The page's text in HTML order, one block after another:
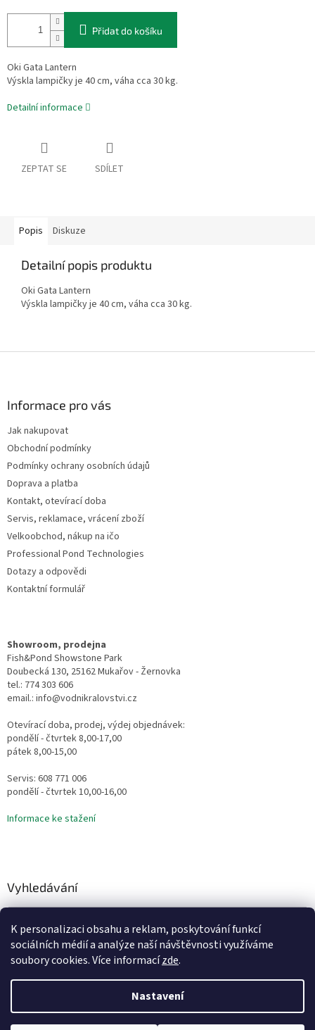
K personalizaci obsahu a reklam, poskytování funkcí
sociálních médií a analýze naší návštěvnosti využíváme
soubory cookies. Více informacízde.
Nastavení
Přidat do košíku
Oki Gata Lantern
Výskla lampičky je 40 cm, váha cca 30 kg.
Detailní informace
ZEPTAT SE SDÍLET
Popis Diskuze
Detailní popis produktu
Oki Gata Lantern
Výskla lampičky je 40 cm, váha cca 30 kg.
Informace pro vás
Jak nakupovat
Obchodní podmínky
Podmínky ochrany osobních údajů
Doprava a platba
Kontakt, otevírací doba
Servis, reklamace, vrácení zboží
Velkoobchod, nákup na ičo
Professional Pond Technologies
Dotazy a odpovědi
Kontaktní formulář
Showroom, prodejna
Fish&Pond Showstone Park
Doubecká 130, 25162 Mukařov - Žernovka
tel.: 774 303 606
email.: info@vodnikralovstvi.cz
Otevírací doba, prodej, výdej objednávek:
pondělí - čtvrtek 8,00-17,00
pátek 8,00-15,00
Servis: 608 771 006
pondělí - čtvrtek 10,00-16,00
Informace ke stažení
Vyhledávání
HLEDAT